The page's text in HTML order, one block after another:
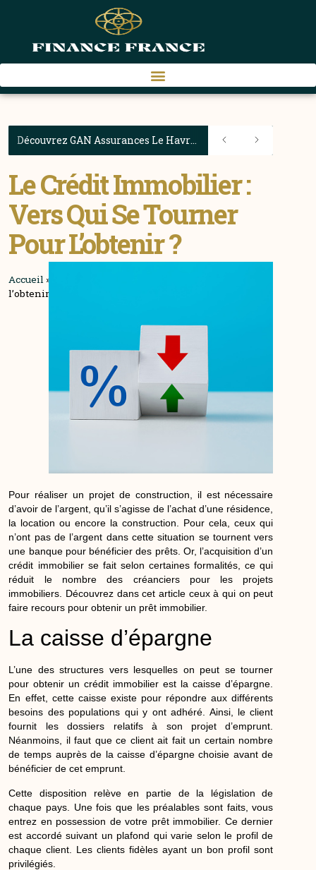
Découvrez GAN Assurances Le Havre : la solution PNO idéale pour les propriétaires havrais
Le Crédit Immobilier :
Vers Qui Se Tourner
Pour L’obtenir ?
Accueil »
l’obtenir ?
Pour réaliser un projet de construction, il est nécessaire
d’avoir de l’argent, qu’il s’agisse de l’achat d’une résidence,
la location ou encore la construction. Pour cela, ceux qui
n’ont pas de l’argent dans cette situation se tournent vers
une banque pour bénéficier des prêts. Or, l’acquisition d’un
crédit immobilier se fait selon certaines formalités, ce qui
réduit le nombre des créanciers pour les projets
immobiliers. Découvrez dans cet article ceux à qui on peut
faire recours pour obtenir un prêt immobilier.
La caisse d’épargne
L’une des structures vers lesquelles on peut se tourner
pour obtenir un crédit immobilier est la caisse d’épargne.
En effet, cette caisse existe pour répondre aux différents
besoins des populations qui y ont adhéré. Ainsi, le client
fournit les dossiers relatifs à son projet d’emprunt.
Néanmoins, il faut que ce client ait fait un certain nombre
de temps auprès de la caisse d’épargne choisie avant de
bénéficier de cet emprunt.
Cette disposition relève en partie de la législation de
chaque pays. Une fois que les préalables sont faits, vous
entrez en possession de votre prêt immobilier. Ce dernier
est accordé suivant un plafond qui varie selon le profil de
chaque client. Les clients fidèles ayant un bon profil sont
privilégiés.